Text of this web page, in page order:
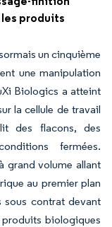
produits
un cinquième
une manipulation
Biologics a atteint
la cellule de travail
des flacons, des
fermées.
grand volume allant
au premier plan
sous contrat devant
biologiques